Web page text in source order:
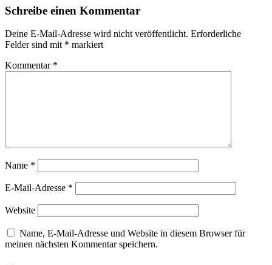
Schreibe einen Kommentar
Deine E-Mail-Adresse wird nicht veröffentlicht. Erforderliche
Felder sind mit * markiert
Kommentar *
Name *
E-Mail-Adresse *
Website
Name, E-Mail-Adresse und Website in diesem Browser für
meinen nächsten Kommentar speichern.